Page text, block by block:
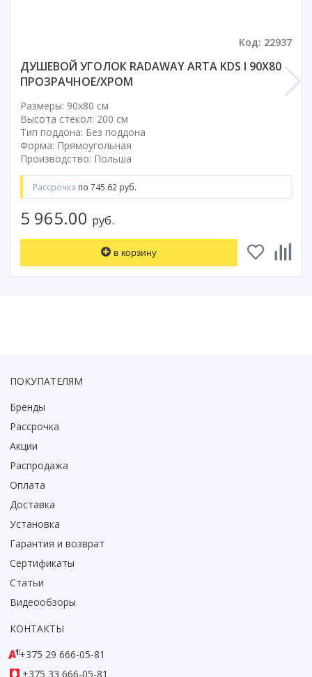
Код: 22937
ДУШЕВОЙ УГОЛОК RADAWAY ARTA KDS I 90X80
ПРОЗРАЧНОЕ/ХРОМ
Размеры: 90x80 cм
Высота стекол: 200 см
Тип поддона: Без поддона
Форма: Прямоугольная
Производство: Польша
Рассрочка по 745.62 руб.
5 965.00 руб.
в корзину
ПОКУПАТЕЛЯМ
Бренды
Рассрочка
Акции
Распродажа
Оплата
Доставка
Установка
Гарантия и возврат
Сертификаты
Статьи
Видеообзоры
КОНТАКТЫ
+375 29 666-05-81
+375 33 666-05-81